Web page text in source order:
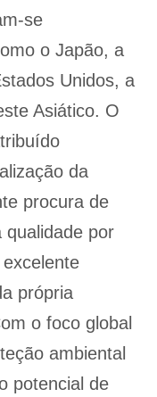
se
o Japão, a
Unidos, a
Asiático. O
da
procura de
qualidade por
própria
o foco global
ambiental
potencial de